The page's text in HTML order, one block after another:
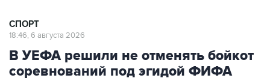
СПОРТ
18:46, 6 августа 2026
В УЕФА решили не отменять бойкот
соревнований под эгидой ФИФА